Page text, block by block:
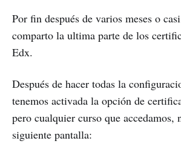
Por fin después de varios meses o
comparto la ultima parte de los
Edx.
Después de hacer todas la
tenemos activada la opción de
pero cualquier curso que accedamos,
siguiente pantalla: